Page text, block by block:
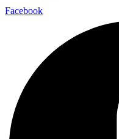
Facebook